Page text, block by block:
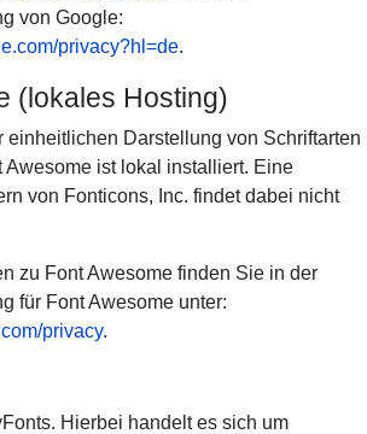
von Google:
privacy?hl=de.
(lokales Hosting)
einheitlichen Darstellung von Schriftarten
Awesome ist lokal installiert. Eine
von Fonticons, Inc. findet dabei nicht
zu Font Awesome finden Sie in der
für Font Awesome unter:
privacy.
Hierbei handelt es sich um